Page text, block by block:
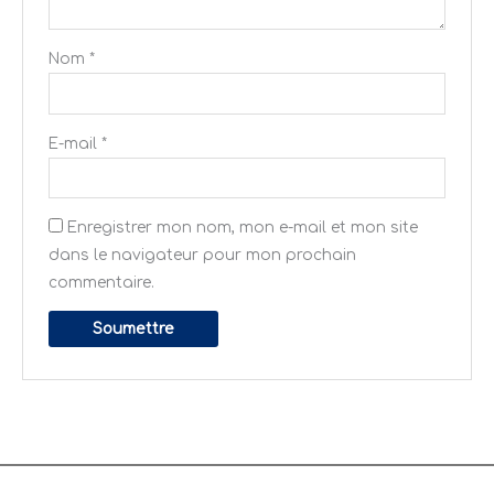
Nom *
E-mail *
Enregistrer mon nom, mon e-mail et mon site
dans le navigateur pour mon prochain
commentaire.